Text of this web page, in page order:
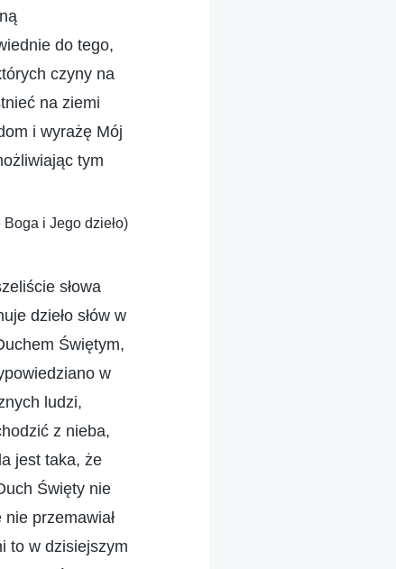
do tego,
czyny na
na ziemi
i wyrażę Mój
tym
i Jego dzieło)
słowa
dzieło słów w
Świętym,
w
ludzi,
z nieba,
jest taka, że
Święty nie
przemawiał
to w dzisiejszym